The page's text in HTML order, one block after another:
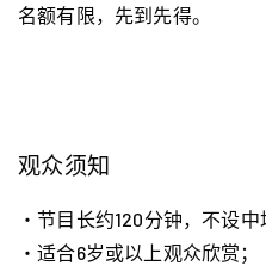
名额有限，先到先得。
观众须知
・节目长约120分钟，不设中
・适合6岁或以上观众欣赏；